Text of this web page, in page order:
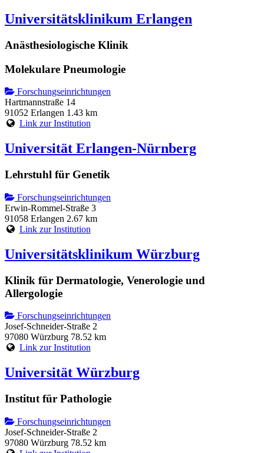
Universitätsklinikum Erlangen
Anästhesiologische Klinik
Molekulare Pneumologie
Forschungseinrichtungen
Hartmannstraße 14
91052 Erlangen 1.43 km
Link zur Institution
Universität Erlangen-Nürnberg
Lehrstuhl für Genetik
Forschungseinrichtungen
Erwin-Rommel-Straße 3
91058 Erlangen 2.67 km
Link zur Institution
Universitätsklinikum Würzburg
Klinik für Dermatologie, Venerologie und
Allergologie
Forschungseinrichtungen
Josef-Schneider-Straße 2
97080 Würzburg 78.52 km
Link zur Institution
Universität Würzburg
Institut für Pathologie
Forschungseinrichtungen
Josef-Schneider-Straße 2
97080 Würzburg 78.52 km